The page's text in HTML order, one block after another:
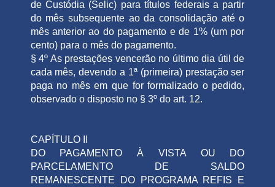
de Custódia (Selic) para títulos federais a partir
do mês subsequente ao da consolidação até o
mês anterior ao do pagamento e de 1% (um por
cento) para o mês do pagamento.
§ 4º As prestações vencerão no último dia útil de
cada mês, devendo a 1ª (primeira) prestação ser
paga no mês em que for formalizado o pedido,
observado o disposto no § 3º do art. 12.
CAPÍTULO II
DO PAGAMENTO À VISTA OU DO
PARCELAMENTO DE SALDO
REMANESCENTE DO PROGRAMA REFIS E